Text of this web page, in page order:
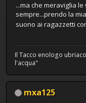
...ma che meraviglia
sempre...prendo la
suono ai ragazzetti
Il Tacco enologo
l'acqua"
mxa125